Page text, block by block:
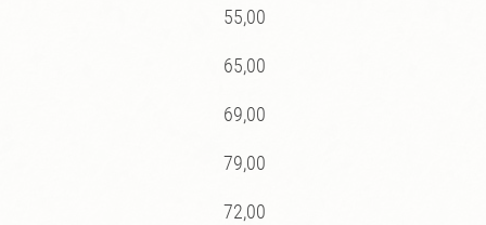
55,00
65,00
69,00
79,00
72,00